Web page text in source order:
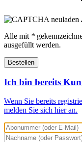
Alle mit *
ausgefüllt werden.
Bestellen
Ich bin bereits
Wenn Sie bereits
melden Sie sich hier an.